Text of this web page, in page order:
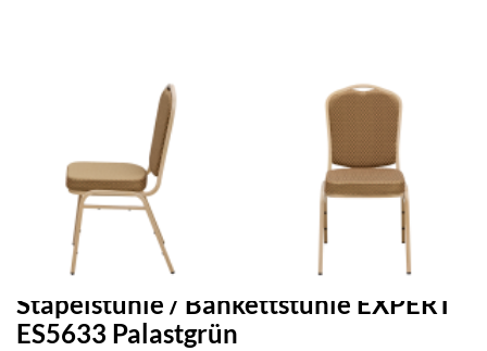
Stapelstühle / Bankettstühle EXPERT
ES5633 Palastgrün